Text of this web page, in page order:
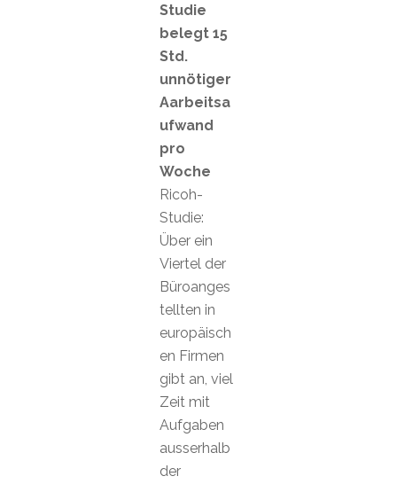
Studie
belegt 15
Std.
unnötiger
Aarbeitsa
ufwand
pro
Woche
Ricoh-
Studie:
Über ein
Viertel der
Büroanges
tellten in
europäisch
en Firmen
gibt an, viel
Zeit mit
Aufgaben
ausserhalb
der